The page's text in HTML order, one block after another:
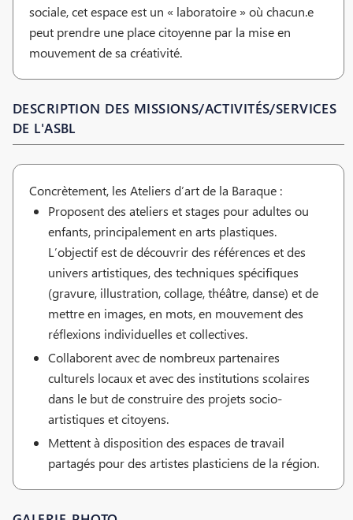
sociale, cet espace est un « laboratoire » où chacun.e
peut prendre une place citoyenne par la mise en
mouvement de sa créativité.
DESCRIPTION DES MISSIONS/ACTIVITÉS/SERVICES
DE L'ASBL
Concrètement, les Ateliers d’art de la Baraque :
Proposent des ateliers et stages pour adultes ou
enfants, principalement en arts plastiques.
L’objectif est de découvrir des références et des
univers artistiques, des techniques spécifiques
(gravure, illustration, collage, théâtre, danse) et de
mettre en images, en mots, en mouvement des
réflexions individuelles et collectives.
Collaborent avec de nombreux partenaires
culturels locaux et avec des institutions scolaires
dans le but de construire des projets socio-
artistiques et citoyens.
Mettent à disposition des espaces de travail
partagés pour des artistes plasticiens de la région.